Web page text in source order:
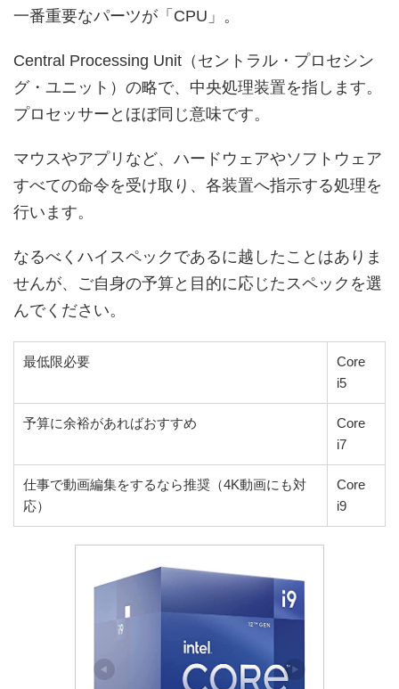
一番重要なパーツが「CPU」。
Central Processing Unit（セントラル・プロセシン
グ・ユニット）の略で、中央処理装置を指します。
プロセッサーとほぼ同じ意味です。
マウスやアプリなど、ハードウェアやソフトウェア
すべての命令を受け取り、各装置へ指示する処理を
行います。
なるべくハイスペックであるに越したことはありま
せんが、ご自身の予算と目的に応じたスペックを選
んでください。
最低限必要
Core
i5
予算に余裕があればおすすめ
Core
i7
仕事で動画編集をするなら推奨（4K動画にも対
応）
Core
i9